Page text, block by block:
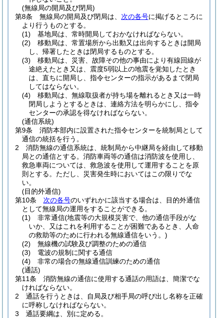
(無線局の開局及び閉局)
第8条
無線局の開局及び閉局は、 次の各号に掲げるところに
より行うものとする。
(1)
基地局は、常時開局しておかなければならない。
(2)
移動局は、常置場所から出動又は出向するときは開局
し、帰署したときは閉局するものとする。
(3)
移動局は、災害、故障その他の事由により有線回線が
途絶えたとき又は、震度5弱以上の地震を覚知したとき
は、直ちに開局し、指令センターの指示があるまで閉局
してはならない。
(4)
移動局は、無線取扱者が持ち場を離れるとき又は一時
閉局しようとするときは、連絡方法を明らかにし、指令
センターの承認を得なければならない。
(通信系統)
第9条
消防本部内に設置された指令センターを統制局として
通信の統括を行う。
2
消防無線の通信系統は、統制局から中継局を経由して移動
局との通信とする。 消防車両等の通信は消防波を使用し、
救急車両については、救急波を使用して運用することを原
則とする。 ただし、災害発生時においてはこの限りでな
い。
(目的外通信)
第10条
次の各号のいずれかに該当する場合は、目的外通信
として無線局の運用をすることができる。
(1)
非常通信(地震等の大規模災害で、他の通信手段がな
いか、又はこれを利用することが困難であるとき、人命
の救助等のために行われる無線通信をいう。)
(2)
無線機の試験及び調整のための通信
(3)
電波の規制に関する通信
(4)
非常の場合の無線通信訓練のための通信
(通話)
第11条
消防無線の通信に使用する通話の用語は、簡潔でな
ければならない。
2
通話を行うときは、自局及び相手局の呼び出し名称を正確
に呼称しなければならない。
3
通話要綱は、別に定める。